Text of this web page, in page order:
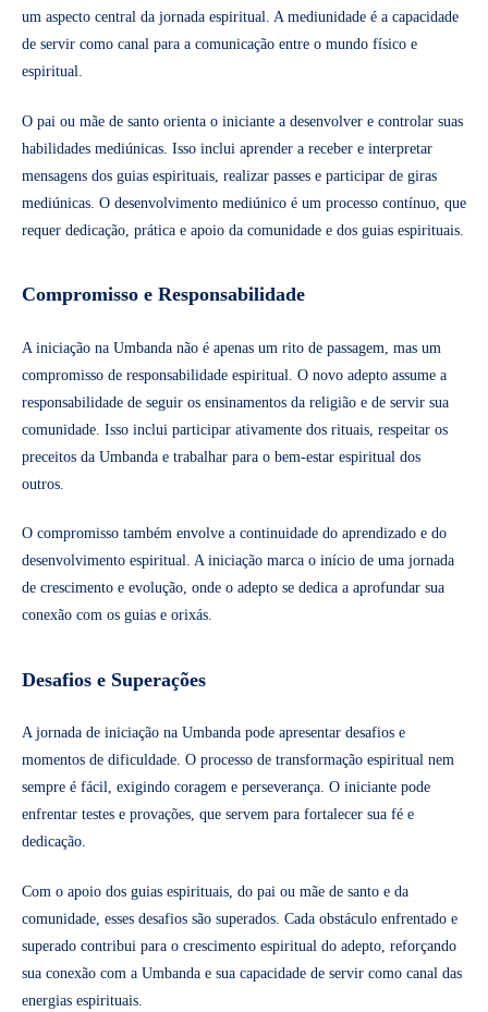
um aspecto central da jornada espiritual. A mediunidade é a capacidade
de servir como canal para a comunicação entre o mundo físico e
espiritual.
O pai ou mãe de santo orienta o iniciante a desenvolver e controlar suas
habilidades mediúnicas. Isso inclui aprender a receber e interpretar
mensagens dos guias espirituais, realizar passes e participar de giras
mediúnicas. O desenvolvimento mediúnico é um processo contínuo, que
requer dedicação, prática e apoio da comunidade e dos guias espirituais.
Compromisso e Responsabilidade
A iniciação na Umbanda não é apenas um rito de passagem, mas um
compromisso de responsabilidade espiritual. O novo adepto assume a
responsabilidade de seguir os ensinamentos da religião e de servir sua
comunidade. Isso inclui participar ativamente dos rituais, respeitar os
preceitos da Umbanda e trabalhar para o bem-estar espiritual dos
outros.
O compromisso também envolve a continuidade do aprendizado e do
desenvolvimento espiritual. A iniciação marca o início de uma jornada
de crescimento e evolução, onde o adepto se dedica a aprofundar sua
conexão com os guias e orixás.
Desafios e Superações
A jornada de iniciação na Umbanda pode apresentar desafios e
momentos de dificuldade. O processo de transformação espiritual nem
sempre é fácil, exigindo coragem e perseverança. O iniciante pode
enfrentar testes e provações, que servem para fortalecer sua fé e
dedicação.
Com o apoio dos guias espirituais, do pai ou mãe de santo e da
comunidade, esses desafios são superados. Cada obstáculo enfrentado e
superado contribui para o crescimento espiritual do adepto, reforçando
sua conexão com a Umbanda e sua capacidade de servir como canal das
energias espirituais.